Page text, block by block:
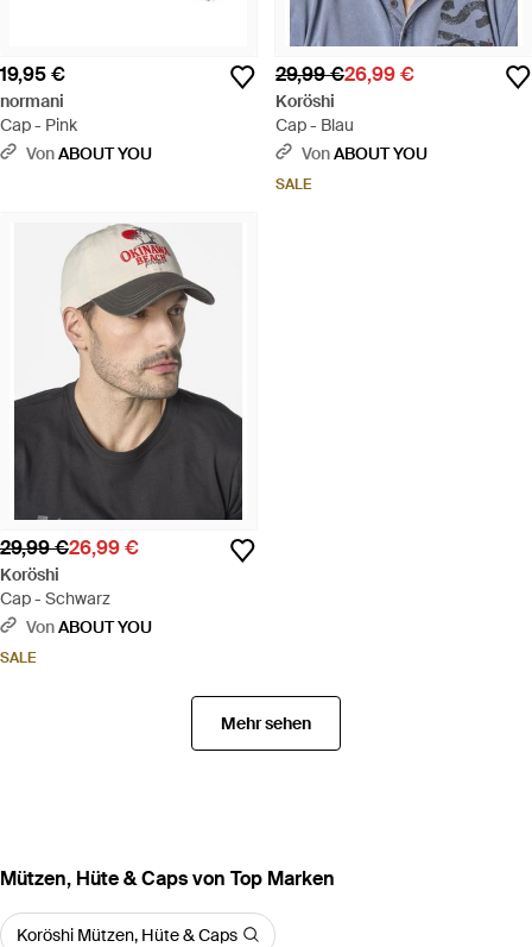
19,95 €
normani
Cap - Pink
VonABOUT YOU
29,99 €26,99 €
Koröshi
Cap - Blau
VonABOUT YOU
SALE
29,99 €26,99 €
Koröshi
Cap - Schwarz
VonABOUT YOU
SALE
Mehr sehen
Mützen, Hüte & Caps von Top Marken
Koröshi Mützen, Hüte & Caps